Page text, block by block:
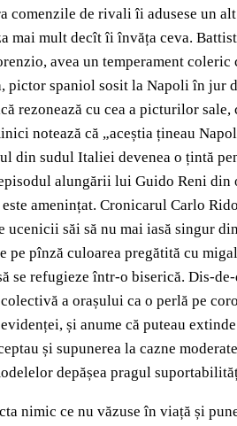
comenzile de rivali îi adusese un
mai mult decît îi învăța ceva.
avea un temperament
spaniol sosit la Napoli în jur
cu cea a picturilor
notează că „aceștia țineau
sudul Italiei devenea o țintă
alungării lui Guido Reni
amenințat. Cronicarul Carlo
săi să nu mai iasă singur
pînză culoarea pregătită cu
se refugieze într-o biserică. Dis-
a orașului ca o perlă pe
și anume că puteau
și supunerea la cazne
depășea pragul
nimic ce nu văzuse în viață și